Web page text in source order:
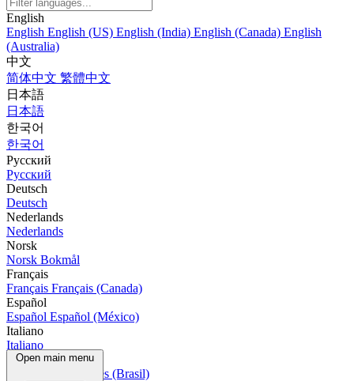
English
English English (US) English (India) English (Canada) English
(Australia)
中文
简体中文 繁體中文
日本語
日本語
한국어
한국어
Русский
Русский
Deutsch
Deutsch
Nederlands
Nederlands
Norsk
Norsk Bokmål
Français
Français Français (Canada)
Español
Español Español (México)
Italiano
Italiano
Português
Português (Brasil)
Open main menu